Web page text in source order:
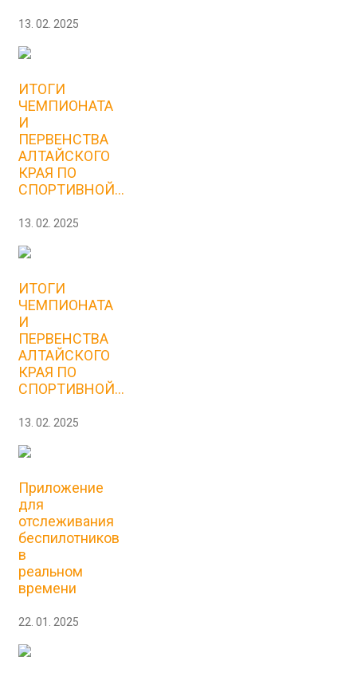
13. 02. 2025
ИТОГИ
ЧЕМПИОНАТА
И
ПЕРВЕНСТВА
АЛТАЙСКОГО
КРАЯ ПО
СПОРТИВНОЙ...
13. 02. 2025
ИТОГИ
ЧЕМПИОНАТА
И
ПЕРВЕНСТВА
АЛТАЙСКОГО
КРАЯ ПО
СПОРТИВНОЙ...
13. 02. 2025
Приложение
для
отслеживания
беспилотников
в
реальном
времени
22. 01. 2025